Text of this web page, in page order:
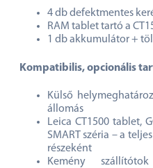
4 db defektmentes
RAM tablet tartó a
1 db akkumulátor +
Kompatibilis, opcionális
Külső
állomás
Leica CT1500 tablet,
SMART széria – a
részeként
Kemény